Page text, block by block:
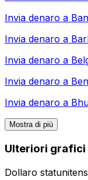
Invia denaro a
Invia denaro a
Invia denaro a
Invia denaro a
Invia denaro a
Mostra di più
Ulteriori grafici
Dollaro